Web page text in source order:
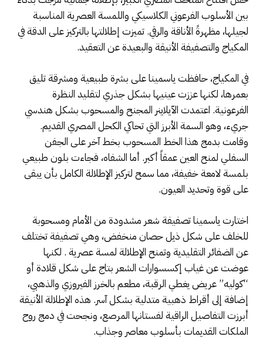
بين الأسلوب الفرعوني الكلاسيكي واللمسة العصرية المناسبة
لجيلها، مظهرةً الأناقة والرقي. تميزت إطلالتها بالتركيز على الدقة في
المكياج والتصفيفة الأنيقة والبعيدة عن التعقيد.
في المكياج، حافظت ياسمينا على بشرة طبيعية ومشرقة تليق
بعمرها، لكنها عززت عينيها بشكل جذري لتقليد النظرة
الفرعونية. اعتمدت الآيلاينر المجنح والمسحوب بشكل هندسي
جريء، وهو السمة الأبرز التي تحاكي الكحل المصري القديم.
وقامت بدمج هذا الخط المسحوب بخط آخر على الجفن
السفلي لمنح العين عمقاً أكبر. أما الشفاه، فجاءت بلون طبيعي
بلمسة لامعة خفيفة، مما سمح لتركيز الإطلالة الكامل بأن يبقى
على قوة وتحديد العيون.
اختارت ياسمينا تصفيفة شعر مشدودة من الأمام ومسحوبة
للخلف على شكل ذيل حصان منخفض، وهي تصفيفة تختلف
عن الضفائر التقليدية وتمنح الإطلالة لمسة عصرية . لكنها
عوضت عن غياب إكسسوارات الشعر بتاج على شكل قلادة أو
“كوليه” عريض يغطي الرقبة، مطعم بالخرز الفيروزي والذهبي،
إضافة إلى أقراط ذهبية متدلية بشكل آسر. هذه الإطلالة الأنيقة
أبرزت التفاصيل الراقية لفستانها المرصع، ونجحت في دمج روح
الملكات القديمات بأسلوب معاصر وجذاب.